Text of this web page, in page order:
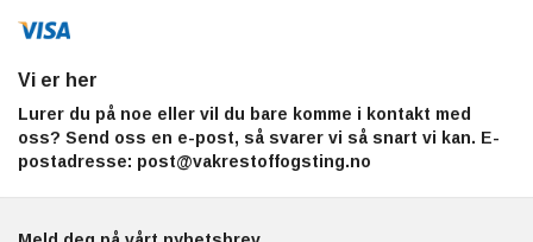
Vi er her
Lurer du på noe eller vil du bare komme i kontakt med
oss? Send oss en e-post, så svarer vi så snart vi kan. E-
postadresse: post@vakrestoffogsting.no